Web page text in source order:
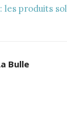
les produits
Bulle